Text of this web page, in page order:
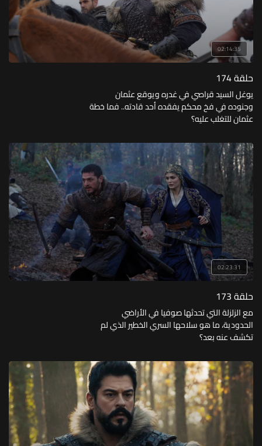
02:14:35
حلقة 174
يوغل السيد قراصي في غدره ويوقع عثمان
وجنوده في فخ محكم يفقده أحد قادته.. فما خطة
عثمان للتغلب عليه؟
02:23:31
حلقة 173
مع الزلزلة التي تحدثها صوفيا في الأراضي
الحدودية، ما هو سلاحها السري الخطير الذي لم
تكشف عنه بعد؟